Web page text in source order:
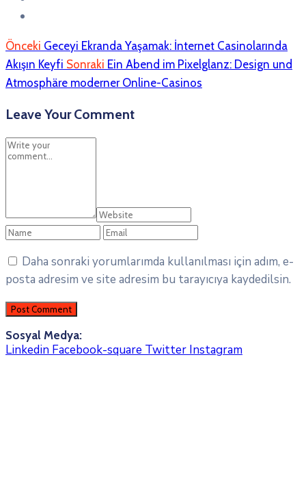
Önceki Geceyi Ekranda Yaşamak: İnternet Casinolarında
Akışın Keyfi Sonraki Ein Abend im Pixelglanz: Design und
Atmosphäre moderner Online-Casinos
Leave Your Comment
Daha sonraki yorumlarımda kullanılması için adım, e-
posta adresim ve site adresim bu tarayıcıya kaydedilsin.
Sosyal Medya:
Linkedin Facebook-square Twitter Instagram